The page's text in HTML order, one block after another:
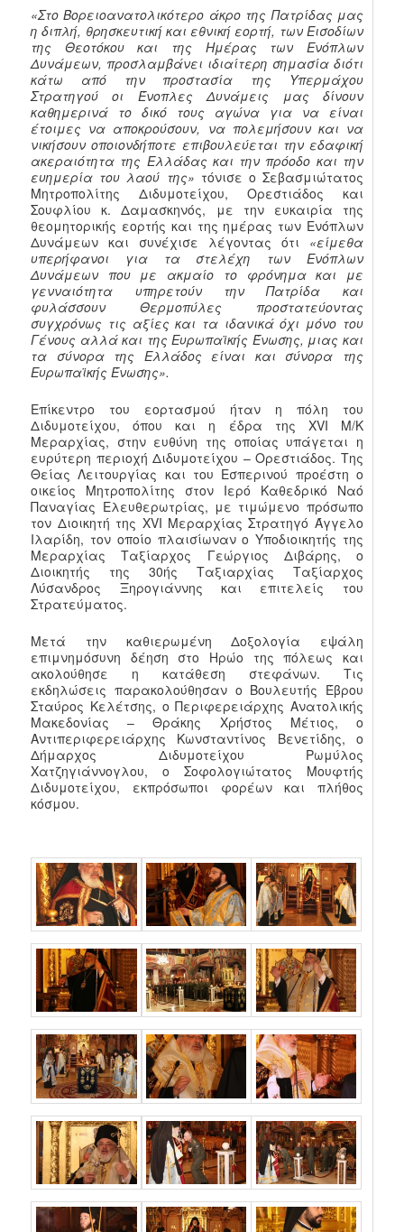
«Στο Βορειοανατολικότερο άκρο της Πατρίδας μας
η διπλή, θρησκευτική και εθνική εορτή, των Εισοδίων
της Θεοτόκου και της Ημέρας των Ενόπλων
Δυνάμεων, προσλαμβάνει ιδιαίτερη σημασία διότι
κάτω από την προστασία της Υπερμάχου
Στρατηγού οι Ένοπλες Δυνάμεις μας δίνουν
καθημερινά το δικό τους αγώνα για να είναι
έτοιμες να αποκρούσουν, να πολεμήσουν και να
νικήσουν οποιονδήποτε επιβουλεύεται την εδαφική
ακεραιότητα της Ελλάδας και την πρόοδο και την
ευημερία του λαού της» τόνισε ο Σεβασμιώτατος
Μητροπολίτης Διδυμοτείχου, Ορεστιάδος και
Σουφλίου κ. Δαμασκηνός, με την ευκαιρία της
θεομητορικής εορτής και της ημέρας των Ενόπλων
Δυνάμεων και συνέχισε λέγοντας ότι «είμεθα
υπερήφανοι για τα στελέχη των Ενόπλων
Δυνάμεων που με ακμαίο το φρόνημα και με
γενναιότητα υπηρετούν την Πατρίδα και
φυλάσσουν Θερμοπύλες προστατεύοντας
συγχρόνως τις αξίες και τα ιδανικά όχι μόνο του
Γένους αλλά και της Ευρωπαϊκής Ένωσης, μιας και
τα σύνορα της Ελλάδος είναι και σύνορα της
Ευρωπαϊκής Ένωσης».
Επίκεντρο του εορτασμού ήταν η πόλη του
Διδυμοτείχου, όπου και η έδρα της XVI Μ/Κ
Μεραρχίας, στην ευθύνη της οποίας υπάγεται η
ευρύτερη περιοχή Διδυμοτείχου – Ορεστιάδος. Της
Θείας Λειτουργίας και του Εσπερινού προέστη ο
οικείος Μητροπολίτης στον Ιερό Καθεδρικό Ναό
Παναγίας Ελευθερωτρίας, με τιμώμενο πρόσωπο
τον Διοικητή της XVI Μεραρχίας Στρατηγό Άγγελο
Ιλαρίδη, τον οποίο πλαισίωναν ο Υποδιοικητής της
Μεραρχίας Ταξίαρχος Γεώργιος Διβάρης, ο
Διοικητής της 30ής Ταξιαρχίας Ταξίαρχος
Λύσανδρος Ξηρογιάννης και επιτελείς του
Στρατεύματος.
Μετά την καθιερωμένη Δοξολογία εψάλη
επιμνημόσυνη δέηση στο Ηρώο της πόλεως και
ακολούθησε η κατάθεση στεφάνων. Τις
εκδηλώσεις παρακολούθησαν ο Βουλευτής Έβρου
Σταύρος Κελέτσης, ο Περιφερειάρχης Ανατολικής
Μακεδονίας – Θράκης Χρήστος Μέτιος, ο
Αντιπεριφερειάρχης Κωνσταντίνος Βενετίδης, ο
Δήμαρχος Διδυμοτείχου Ρωμύλος
Χατζηγιάννογλου, ο Σοφολογιώτατος Μουφτής
Διδυμοτείχου, εκπρόσωποι φορέων και πλήθος
κόσμου.